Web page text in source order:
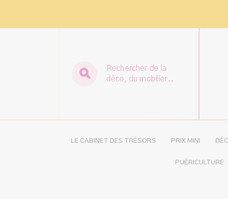
Rechercher de la
déco, du mobilier..
LE CABINET DES TRÉSORS PRIX MINI
PUÉRICULTURE